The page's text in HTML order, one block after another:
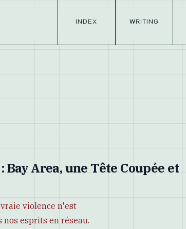
INDEX WRITING
Area, une Tête Coupée et
violence n'est
esprits en réseau.